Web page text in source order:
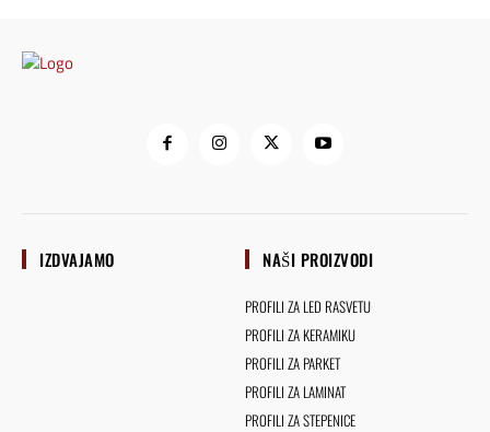
IZDVAJAMO NAŠI PROIZVODI
PROFILI ZA LED RASVETU
PROFILI ZA KERAMIKU
PROFILI ZA PARKET
PROFILI ZA LAMINAT
PROFILI ZA STEPENICE